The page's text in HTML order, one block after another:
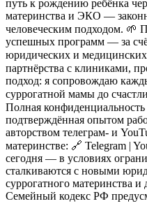
путь к рождению ребёнка
материнства и ЭКО —
человеческим подходом. 🌱
успешных программ — за
юридических и
партнёрства с клиниками,
подход: я сопровождаю
суррогатной мамы до
Полная
подтверждённая опытом
авторством телеграм- и
материнстве: 🔗 Telegram |
сегодня — в условиях
сталкиваются с новыми
суррогатного материнства
Семейный кодекс РФ